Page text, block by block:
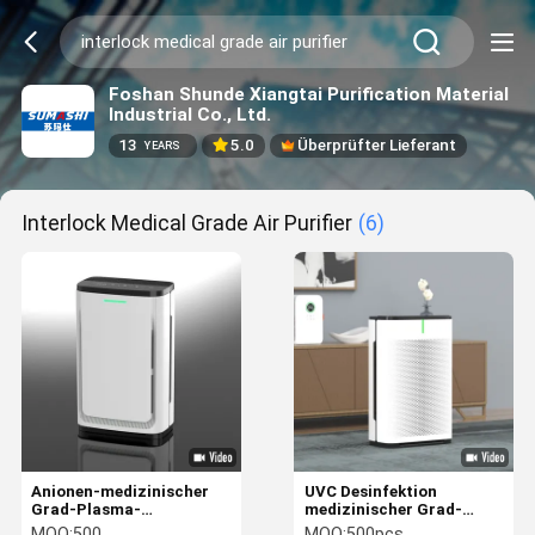
Foshan Shunde Xiangtai Purification Material
Industrial Co., Ltd.
13 YEARS 5.0 Überprüfter Lieferant
Interlock Medical Grade Air Purifier (6)
Anionen-medizinischer
Grad-Plasma-
Luftreiniger mit
UVC Desinfektion
medizinischer Grad-
Plasma-Luftreiniger